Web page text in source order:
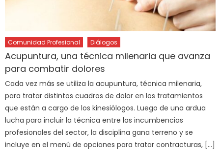
Comunidad Profesional Diálogos
Acupuntura, una técnica milenaria que avanza
para combatir dolores
Cada vez más se utiliza la acupuntura, técnica milenaria,
para tratar distintos cuadros de dolor en los tratamientos
que están a cargo de los kinesiólogos. Luego de una ardua
lucha para incluir la técnica entre las incumbencias
profesionales del sector, la disciplina gana terreno y se
incluye en el menú de opciones para tratar contracturas, […]